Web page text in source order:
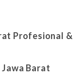
Profesional &
Barat